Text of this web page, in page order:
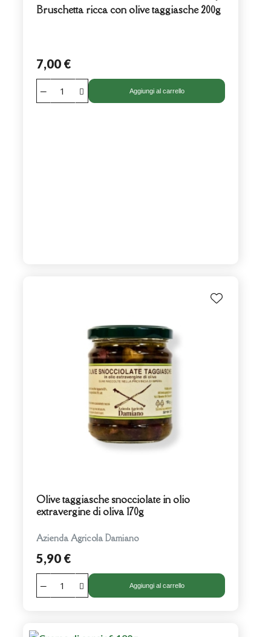
Bruschetta ricca con olive taggiasche 200g
7,00 €
Aggiungi al carrello
Olive taggiasche snocciolate in olio
extravergine di oliva 170g
Azienda Agricola Damiano
5,90 €
Aggiungi al carrello